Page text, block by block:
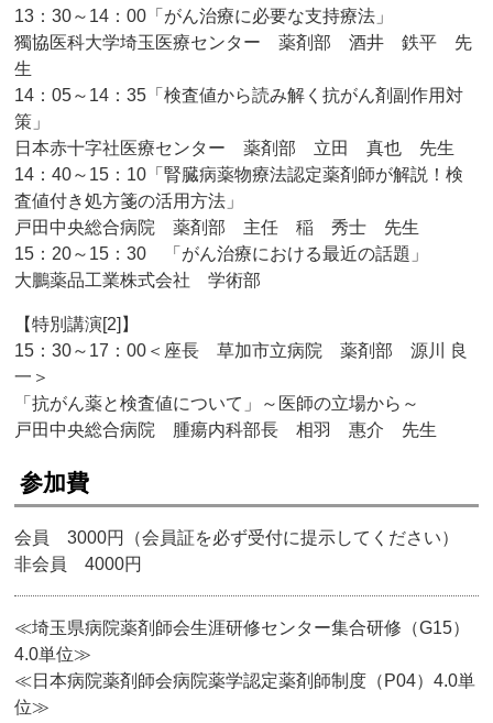
13：30～14：00「がん治療に必要な支持療法」
獨協医科大学埼玉医療センター 薬剤部 酒井 鉄平 先
生
14：05～14：35「検査値から読み解く抗がん剤副作用対
策」
日本赤十字社医療センター 薬剤部 立田 真也 先生
14：40～15：10「腎臓病薬物療法認定薬剤師が解説！検
査値付き処方箋の活用方法」
戸田中央総合病院 薬剤部 主任 稲 秀士 先生
15：20～15：30 「がん治療における最近の話題」
大鵬薬品工業株式会社 学術部
【特別講演[2]】
15：30～17：00＜座長 草加市立病院 薬剤部 源川 良
一＞
「抗がん薬と検査値について」～医師の立場から～
戸田中央総合病院 腫瘍内科部長 相羽 惠介 先生
参加費
会員 3000円（会員証を必ず受付に提示してください）
非会員 4000円
≪埼玉県病院薬剤師会生涯研修センター集合研修（G15）
4.0単位≫
≪日本病院薬剤師会病院薬学認定薬剤師制度（P04）4.0単
位≫